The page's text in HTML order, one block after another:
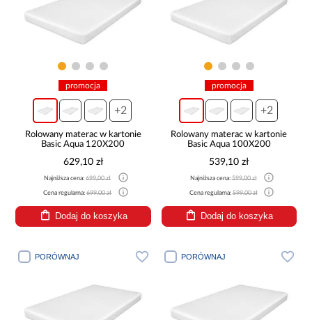
promocja
+2
Rolowany materac w kartonie
Basic Aqua 120X200
629,10 zł
Najniższa cena:699,00 zł
Cena regularna:699,00 zł
Dodaj do koszyka
promocja
+2
Rolowany materac w kartonie
Basic Aqua 100X200
539,10 zł
Najniższa cena:599,00 zł
Cena regularna:599,00 zł
Dodaj do koszyka
PORÓWNAJ PORÓWNAJ